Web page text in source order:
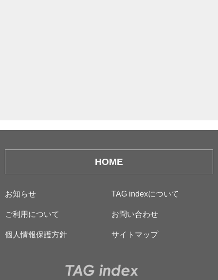
HOME
お知らせ TAG indexについて
ご利用について お問い合わせ
個人情報保護方針 サイトマップ